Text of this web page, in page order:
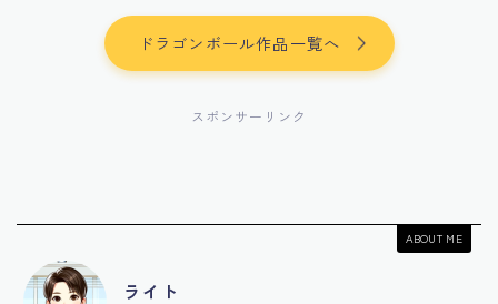
ドラゴンボール作品一覧へ
スポンサーリンク
ABOUT ME
ライト